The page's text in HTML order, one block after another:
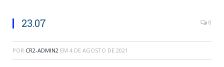
23.07 0
POR CR2-ADMIN2 EM 4 DE AGOSTO DE 2021